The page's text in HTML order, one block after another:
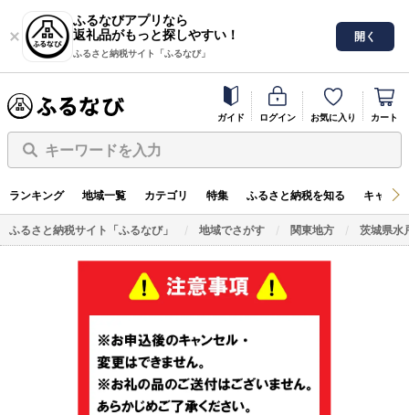
ふるなびアプリなら
返礼品がもっと探しやすい！
ふるさと納税サイト「ふるなび」
開く
ガイド ログイン お気に入り カート
キーワードを入力
ランキング 地域一覧 カテゴリ 特集 ふるさと納税を知る キャン
ふるさと納税サイト「ふるなび」 地域でさがす 関東地方 茨城県水